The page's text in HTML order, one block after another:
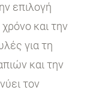
επιλογή
και την
για τη
και την
τον